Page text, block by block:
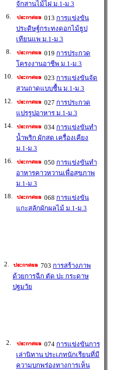
จักสานไม้ไผ่ ม.1-ม.3
6. 013 การแข่งขัน
ประดิษฐ์กระทงดอกไม้ธูป
เทียนแพ ม.1-ม.3
8. 019 การประกวด
โครงงานอาชีพ ม.1-ม.3
10. 023 การแข่งขันจัด
สวนถาดแบบชื้น ม.1-ม.3
12. 027 การประกวด
แปรรูปอาหาร ม.1-ม.3
14. 034 การแข่งขันทำ
น้ำพริก ผักสด เครื่องเคียง
ม.1-ม.3
16. 050 การแข่งขันทำ
อาหารคาวหวานเพื่อสุขภาพ
ม.1-ม.3
18. 068 การแข่งขัน
แกะสลักผักผลไม้ ม.1-ม.3
2. 703 การสร้างภาพ
ด้วยการฉีก ตัด ปะ กระดาษ
ปฐมวัย
2. 074 การแข่งขันการ
เล่านิทาน ประเภทนักเรียนที่มี
ความบกพร่องทางการเห็น